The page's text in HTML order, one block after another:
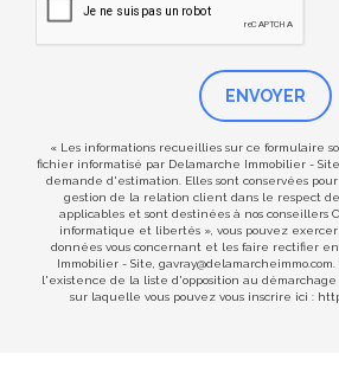
ENVOYER
« Les informations recueillies sur ce formulaire
fichier informatisé par Delamarche Immobilier -
demande d'estimation. Elles sont conservées
gestion de la relation client dans le respect
applicables et sont destinées à nos conseillers
informatique et libertés », vous pouvez
données vous concernant et les faire rectifier
Immobilier - Site, gavray@delamarcheimmo.com.
l'existence de la liste d'opposition au
sur laquelle vous pouvez vous inscrire ici :